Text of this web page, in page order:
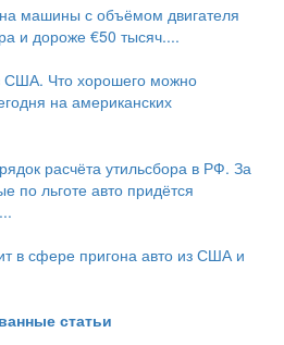
машины с объёмом двигателя
и дороже €50 тысяч....
США. Что хорошего можно
на американских
расчёта утильсбора в РФ. За
по льготе авто придётся
в сфере пригона авто из США и
статьи